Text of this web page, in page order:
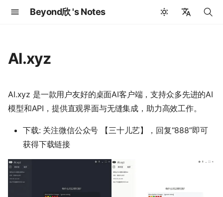
Beyond欣 's Notes
始
AI.xyz
AI.xyz 是一款用户友好的桌面AI客户端，支持众多先进的AI
模型和API，提供直观界面与无缝集成，助力高效工作。
下载: 关注微信公众号 【三十儿艺】，回复“888”即可
获得下载链接